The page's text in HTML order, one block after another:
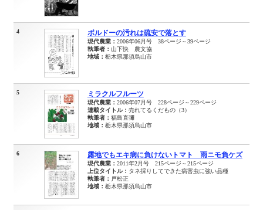
4 ボルドーの汚れは硫安で落とす
現代農業： 2006年06月号 38ページ～39ページ
執筆者： 山下快 農文協
地域： 栃木県那須烏山市
5 ミラクルフルーツ
現代農業： 2006年07月号 228ページ～229ページ
連載タイトル： 売れてるくだもの（3）
執筆者： 福島直彌
地域： 栃木県那須烏山市
6 露地でもエキ病に負けないトマト 雨ニモ負ケズ
現代農業： 2011年2月号 215ページ～215ページ
上位タイトル： タネ採りしてできた病害虫に強い品種
執筆者： 戸松正
地域： 栃木県那須烏山市